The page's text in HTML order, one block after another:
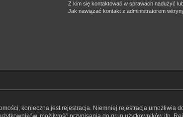
Z kim się kontaktować w sprawach nadużyć
Jak nawiązać kontakt z administratorem
konieczna jest rejestracja. Niemniej rejestracja umożliwia